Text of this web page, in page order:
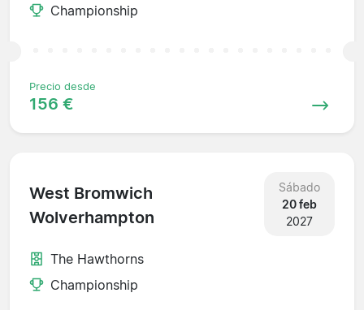
Championship
Precio desde
156 €
West Bromwich
Wolverhampton
Sábado
20 feb
2027
The Hawthorns
Championship